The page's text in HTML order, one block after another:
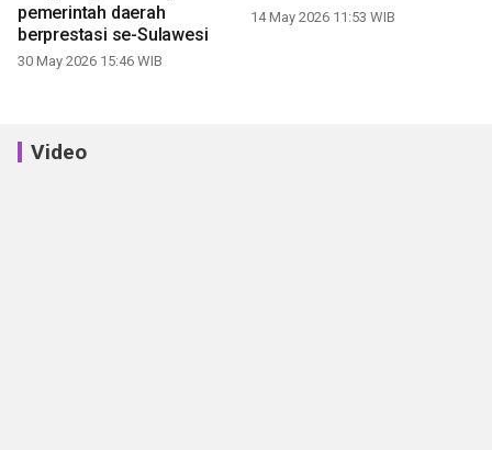
pemerintah daerah
berprestasi se-Sulawesi
30 May 2026 15:46 WIB
14 May 2026 11:53 WIB
Video